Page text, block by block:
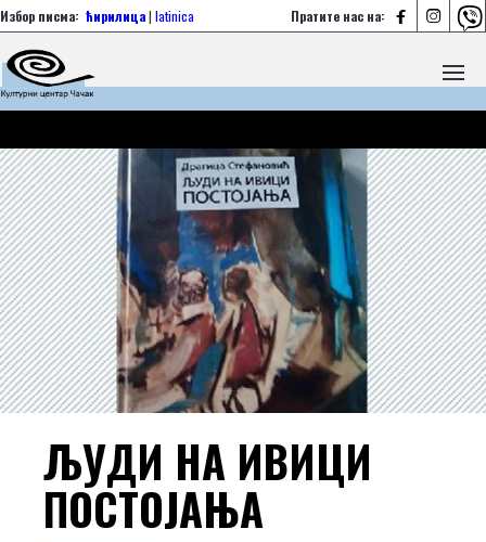
Пратите нас на:   
Избор писма: ћирилица| latinica
ЉУДИ НА ИВИЦИ
ПОСТОЈАЊА